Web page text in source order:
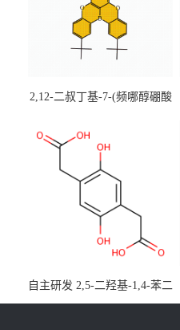
2,12-二叔丁基-7-(频哪醇硼酸
[3,2,1-de]蒽CAS号2648896-
装，实验室现货直发
自主研发 2,5-二羟基-1,4-苯二
乙酸CAS号5488-16-4；公斤